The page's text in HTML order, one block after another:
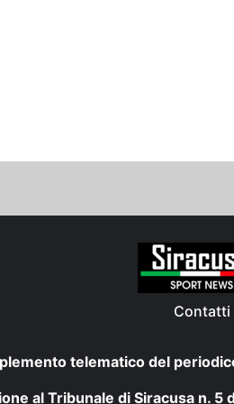
Contatti
telematico del
al Tribunale di Siracusa n.